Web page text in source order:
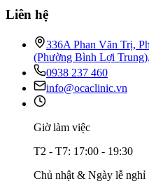
Liên hệ
336A Phan Văn Trị,
(Phường Bình Lợi
0938 237 460
info@ocaclinic.vn
Giờ làm việc
T2 - T7: 17:00 - 19:30
Chủ nhật & Ngày lễ nghỉ